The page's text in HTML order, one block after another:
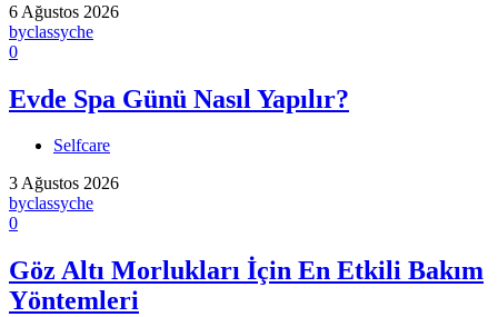
6 Ağustos 2026
byclassyche
0
Evde Spa Günü Nasıl Yapılır?
Selfcare
3 Ağustos 2026
byclassyche
0
Göz Altı Morlukları İçin En Etkili Bakım
Yöntemleri